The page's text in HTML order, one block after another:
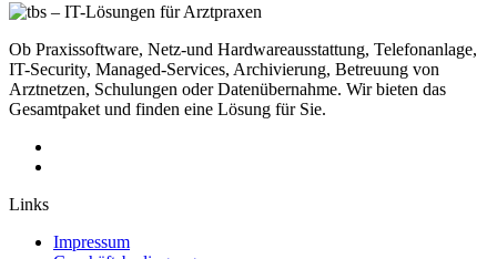
Ob Praxissoftware, Netz-und Hardwareausstattung, Telefonanlage,
IT-Security, Managed-Services, Archivierung, Betreuung von
Arztnetzen, Schulungen oder Datenübernahme. Wir bieten das
Gesamtpaket und finden eine Lösung für Sie.
Links
Impressum